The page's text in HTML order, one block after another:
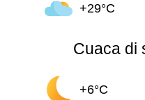
+29°C
Cuaca di
+6°C